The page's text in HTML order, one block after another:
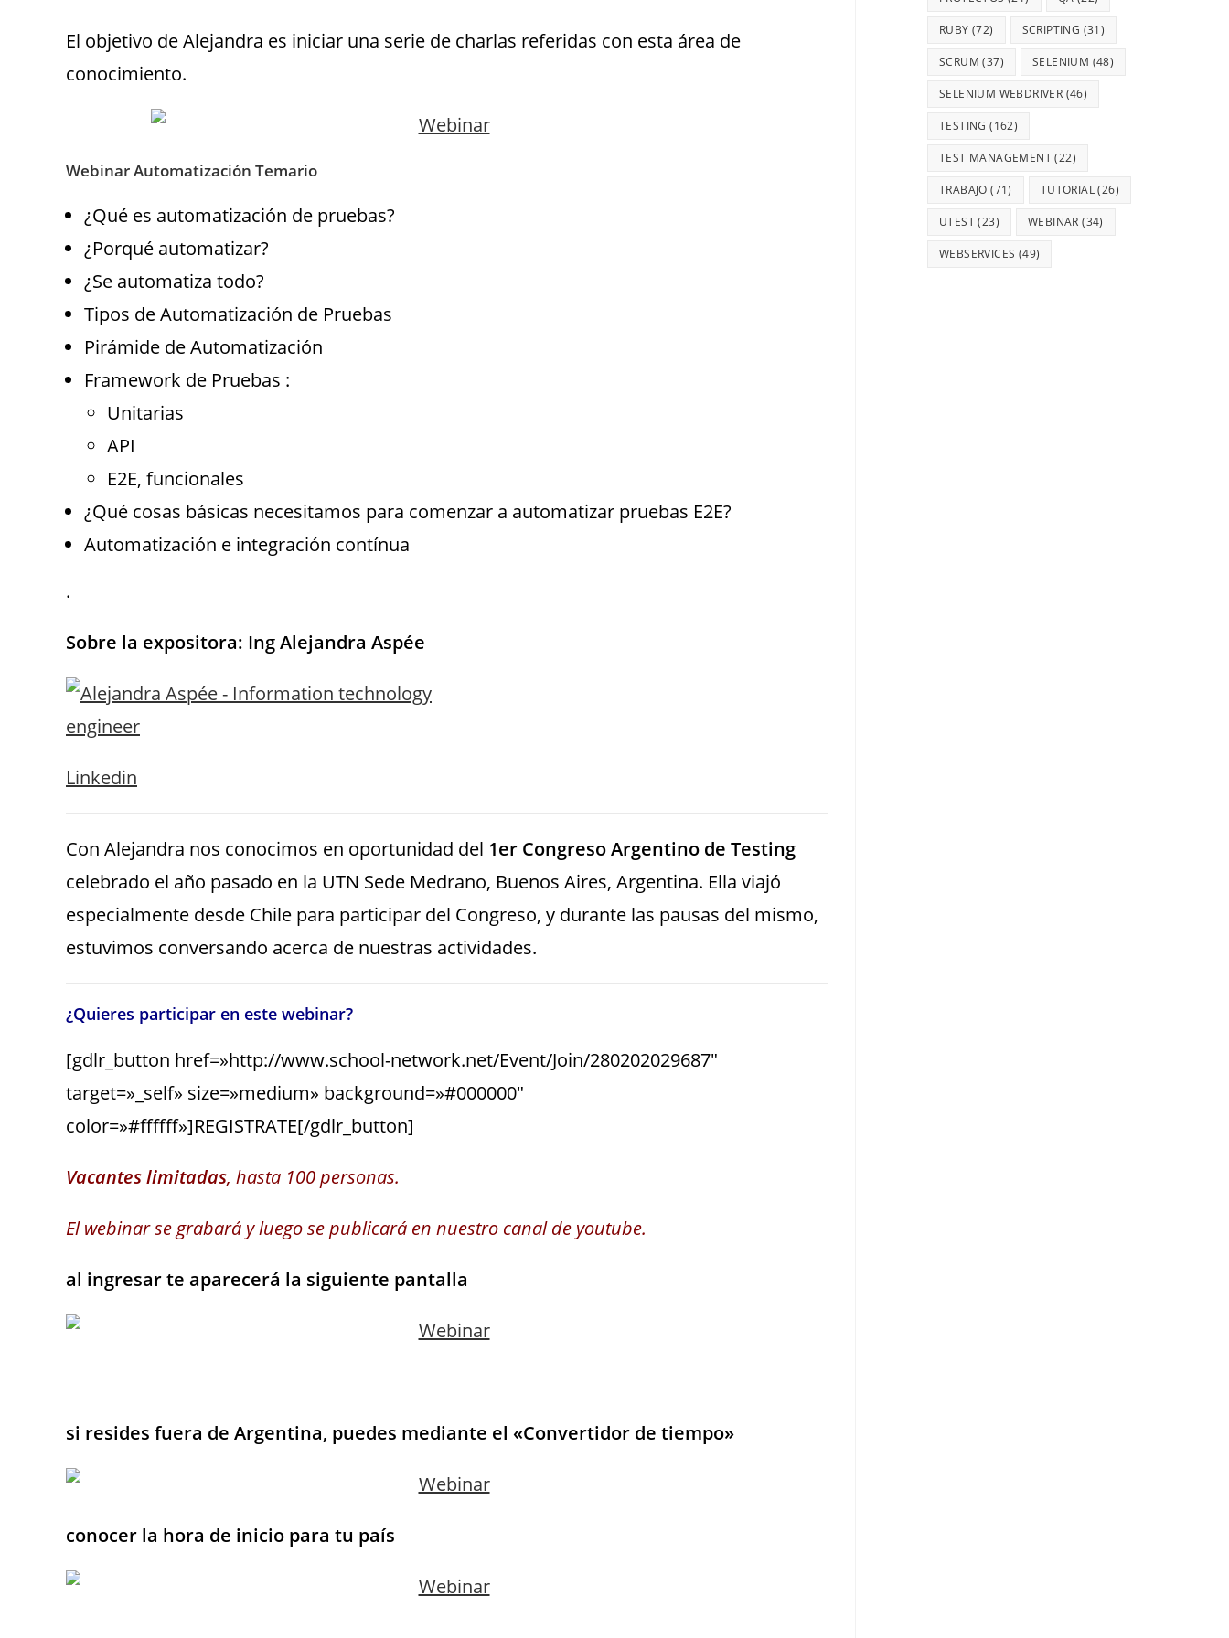
El objetivo de Alejandra es iniciar una serie de charlas referidas con esta área de
conocimiento.
Webinar Automatización Temario
¿Qué es automatización de pruebas?
¿Porqué automatizar?
¿Se automatiza todo?
Tipos de Automatización de Pruebas
Pirámide de Automatización
Framework de Pruebas :
Unitarias
API
E2E, funcionales
¿Qué cosas básicas necesitamos para comenzar a automatizar pruebas E2E?
Automatización e integración contínua
.
Sobre la expositora: Ing Alejandra Aspée
Linkedin
Con Alejandra nos conocimos en oportunidad del 1er Congreso Argentino de Testing
celebrado el año pasado en la UTN Sede Medrano, Buenos Aires, Argentina. Ella viajó
especialmente desde Chile para participar del Congreso, y durante las pausas del mismo,
estuvimos conversando acerca de nuestras actividades.
¿Quieres participar en este webinar?
[gdlr_button href=»http://www.school-network.net/Event/Join/280202029687″
target=»_self» size=»medium» background=»#000000″
color=»#ffffff»]REGISTRATE[/gdlr_button]
Vacantes limitadas, hasta 100 personas.
El webinar se grabará y luego se publicará en nuestro canal de youtube.
al ingresar te aparecerá la siguiente pantalla
si resides fuera de Argentina, puedes mediante el «Convertidor de tiempo»
conocer la hora de inicio para tu país
RUBY (72) SCRIPTING (31)
SCRUM (37) SELENIUM (48)
SELENIUM WEBDRIVER (46)
TESTING (162)
TEST MANAGEMENT(22)
TRABAJO (71) TUTORIAL(26)
UTEST(23) WEBINAR (34)
WEBSERVICES (49)